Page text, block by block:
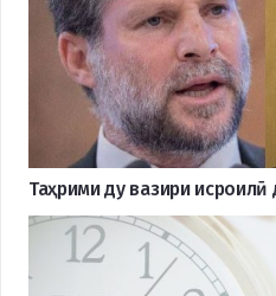
Таҳрими ду вазири исроилӣ